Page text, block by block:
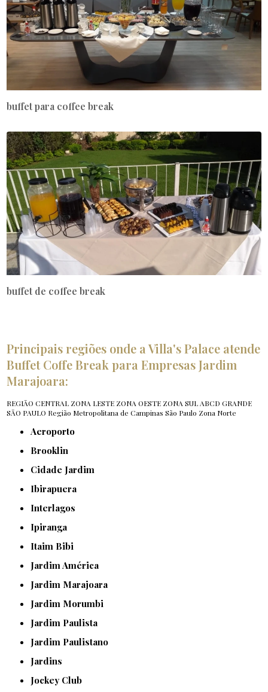
buffet para coffee break
buffet de coffee break
Principais regiões onde a Villa's Palace atende
Buffet Coffe Break para Empresas Jardim
Marajoara:
REGIÃO CENTRAL ZONA LESTE ZONA OESTE ZONA SUL ABCD GRANDE
SÃO PAULO Região Metropolitana de Campinas São Paulo Zona Norte
Aeroporto
Brooklin
Cidade Jardim
Ibirapuera
Interlagos
Ipiranga
Itaim Bibi
Jardim América
Jardim Marajoara
Jardim Morumbi
Jardim Paulista
Jardim Paulistano
Jardins
Jockey Club